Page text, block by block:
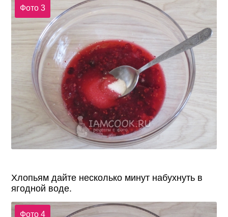
Фото 3
Хлопьям дайте несколько минут набухнуть в
ягодной воде.
Фото 4